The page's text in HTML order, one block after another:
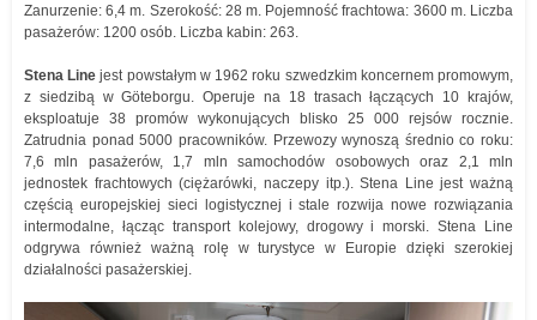
Zanurzenie: 6,4 m. Szerokość: 28 m. Pojemność frachtowa: 3600 m. Liczba
pasażerów: 1200 osób. Liczba kabin: 263.
Stena Line jest powstałym w 1962 roku szwedzkim koncernem promowym,
z siedzibą w Göteborgu. Operuje na 18 trasach łączących 10 krajów,
eksploatuje 38 promów wykonujących blisko 25 000 rejsów rocznie.
Zatrudnia ponad 5000 pracowników. Przewozy wynoszą średnio co roku:
7,6 mln pasażerów, 1,7 mln samochodów osobowych oraz 2,1 mln
jednostek frachtowych (ciężarówki, naczepy itp.). Stena Line jest ważną
częścią europejskiej sieci logistycznej i stale rozwija nowe rozwiązania
intermodalne, łącząc transport kolejowy, drogowy i morski. Stena Line
odgrywa również ważną rolę w turystyce w Europie dzięki szerokiej
działalności pasażerskiej.